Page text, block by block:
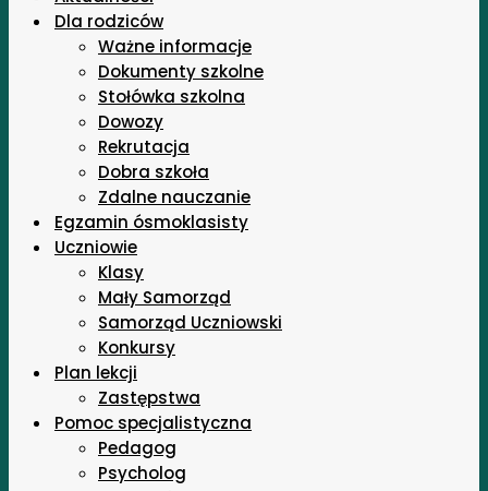
Dla rodziców
Ważne informacje
Dokumenty szkolne
Stołówka szkolna
Dowozy
Rekrutacja
Dobra szkoła
Zdalne nauczanie
Egzamin ósmoklasisty
Uczniowie
Klasy
Mały Samorząd
Samorząd Uczniowski
Konkursy
Plan lekcji
Zastępstwa
Pomoc specjalistyczna
Pedagog
Psycholog